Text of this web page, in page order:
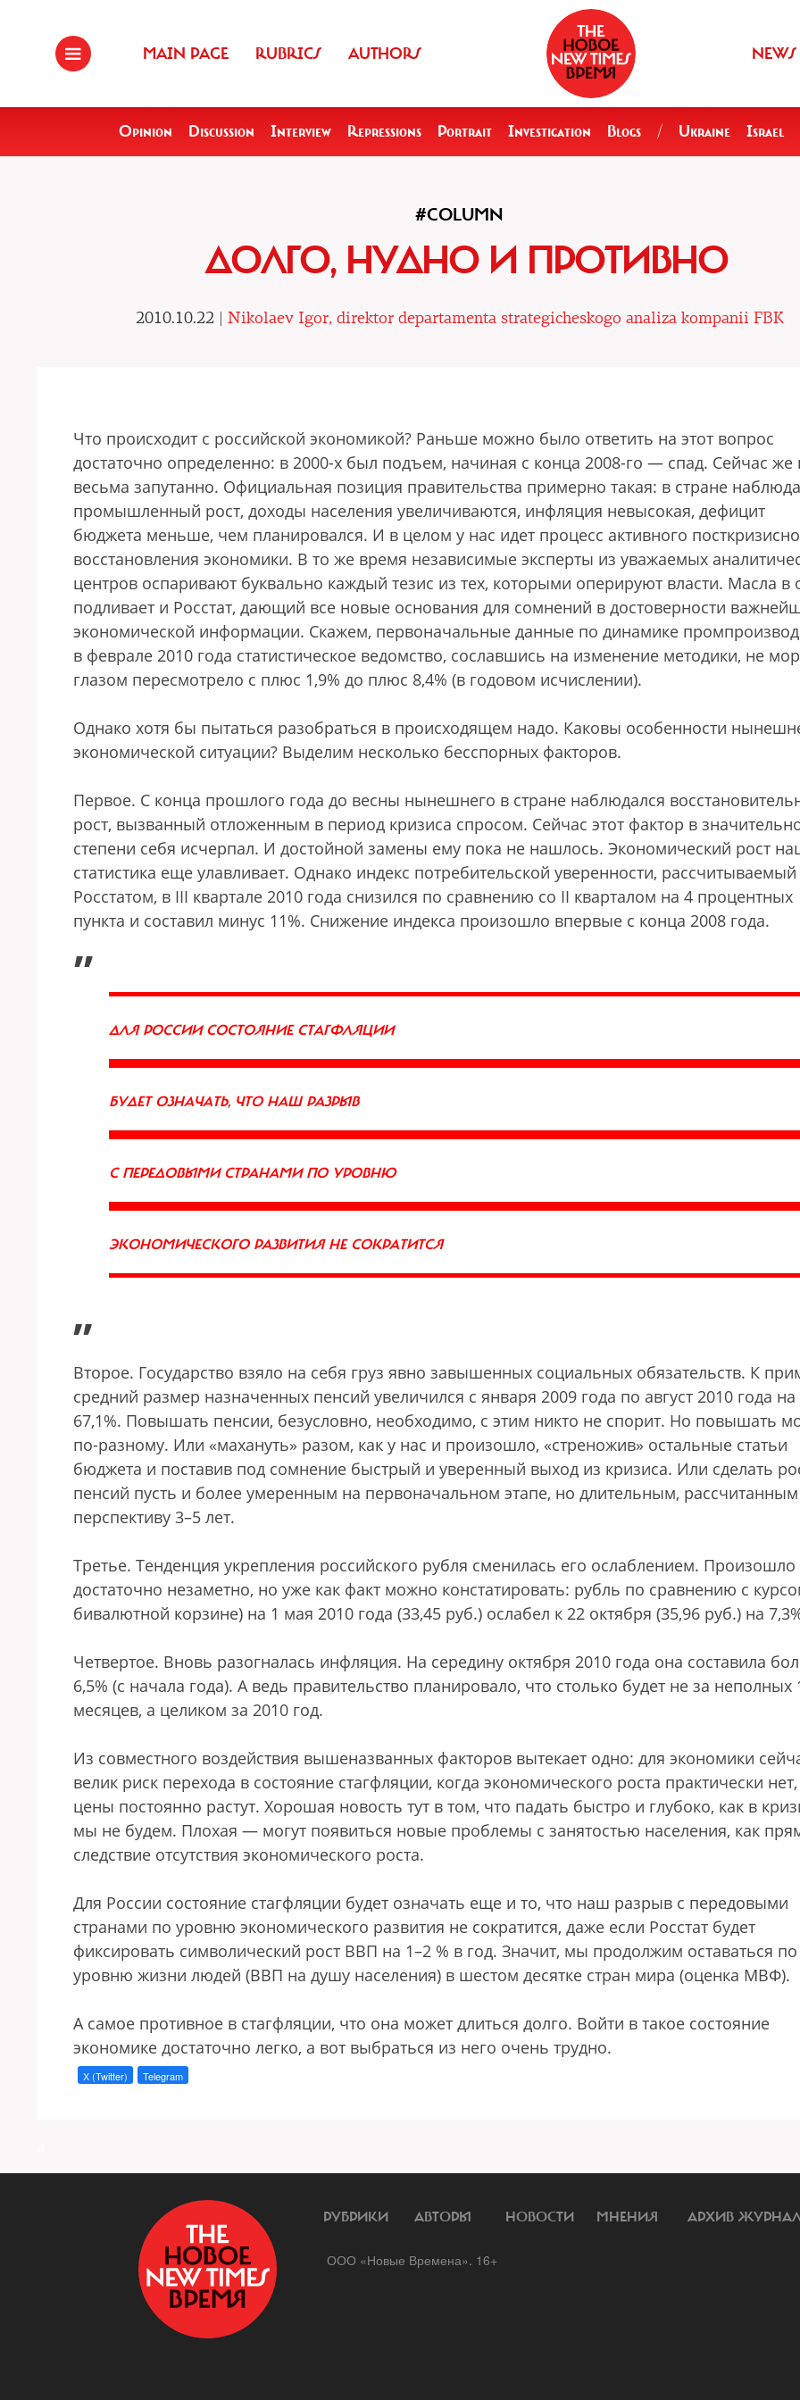
MAIN PAGE RUBRICS AUTHORS NEWS
Opinion Discussion Interview Repressions Portrait Investigation Blogs / Ukraine Israel
#COLUMN
ДОЛГО, НУДНО И ПРОТИВНО
2010.10.22 | Nikolaev Igor, direktor departamenta strategicheskogo analiza kompanii FBK
Что происходит с российской экономикой? Раньше можно было ответить на этот вопрос
достаточно определенно: в 2000-х был подъем, начиная с конца 2008-го — спад. Сейчас же
весьма запутанно. Официальная позиция правительства примерно такая: в стране
промышленный рост, доходы населения увеличиваются, инфляция невысокая, дефицит
бюджета меньше, чем планировался. И в целом у нас идет процесс активного
восстановления экономики. В то же время независимые эксперты из уважаемых
центров оспаривают буквально каждый тезис из тех, которыми оперируют власти. Масла в
подливает и Росстат, дающий все новые основания для сомнений в достоверности
экономической информации. Скажем, первоначальные данные по динамике
в феврале 2010 года статистическое ведомство, сославшись на изменение методики, не
глазом пересмотрело с плюс 1,9% до плюс 8,4% (в годовом исчислении).
Однако хотя бы пытаться разобраться в происходящем надо. Каковы особенности
экономической ситуации? Выделим несколько бесспорных факторов.
Первое. С конца прошлого года до весны нынешнего в стране наблюдался
рост, вызванный отложенным в период кризиса спросом. Сейчас этот фактор в
степени себя исчерпал. И достойной замены ему пока не нашлось. Экономический рост
статистика еще улавливает. Однако индекс потребительской уверенности, рассчитываемый
Росстатом, в III квартале 2010 года снизился по сравнению со II кварталом на 4 процентных
пункта и составил минус 11%. Снижение индекса произошло впервые с конца 2008 года.
„
ДЛЯ РОССИИ СОСТОЯНИЕ СТАГФЛЯЦИИ
БУДЕТ ОЗНАЧАТЬ, ЧТО НАШ РАЗРЫВ
С ПЕРЕДОВЫМИ СТРАНАМИ ПО УРОВНЮ
ЭКОНОМИЧЕСКОГО РАЗВИТИЯ НЕ СОКРАТИТСЯ
”
Второе. Государство взяло на себя груз явно завышенных социальных обязательств. К
средний размер назначенных пенсий увеличился с января 2009 года по август 2010 года на
67,1%. Повышать пенсии, безусловно, необходимо, с этим никто не спорит. Но повышать
по-разному. Или «махануть» разом, как у нас и произошло, «стреножив» остальные статьи
бюджета и поставив под сомнение быстрый и уверенный выход из кризиса. Или сделать
пенсий пусть и более умеренным на первоначальном этапе, но длительным,
перспективу 3–5 лет.
Третье. Тенденция укрепления российского рубля сменилась его ослаблением. Произошло
достаточно незаметно, но уже как факт можно констатировать: рубль по сравнению с
бивалютной корзине) на 1 мая 2010 года (33,45 руб.) ослабел к 22 октября (35,96 руб.) на
Четвертое. Вновь разогналась инфляция. На середину октября 2010 года она составила
6,5% (с начала года). А ведь правительство планировало, что столько будет не за неполных
месяцев, а целиком за 2010 год.
Из совместного воздействия вышеназванных факторов вытекает одно: для экономики
велик риск перехода в состояние стагфляции, когда экономического роста практически нет,
цены постоянно растут. Хорошая новость тут в том, что падать быстро и глубоко, как в
мы не будем. Плохая — могут появиться новые проблемы с занятостью населения, как
следствие отсутствия экономического роста.
Для России состояние стагфляции будет означать еще и то, что наш разрыв с передовыми
странами по уровню экономического развития не сократится, даже если Росстат будет
фиксировать символический рост ВВП на 1–2 % в год. Значит, мы продолжим оставаться по
уровню жизни людей (ВВП на душу населения) в шестом десятке стран мира (оценка МВФ).
А самое противное в стагфляции, что она может длиться долго. Войти в такое состояние
экономике достаточно легко, а вот выбраться из него очень трудно.
X (Twitter) Telegram
РУБРИКИ АВТОРЫ НОВОСТИ МНЕНИЯ АРХИВ
ООО «Новые Времена». 16+